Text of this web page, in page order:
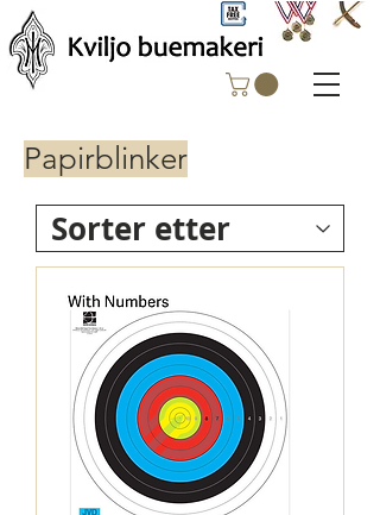
Papirblinker